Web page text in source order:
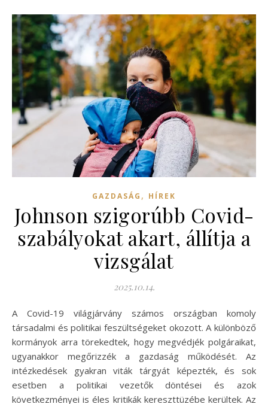
GAZDASÁG , HÍREK
Johnson szigorúbb Covid-
szabályokat akart, állítja a
vizsgálat
2025.10.14.
A Covid-19 világjárvány számos országban komoly
társadalmi és politikai feszültségeket okozott. A különböző
kormányok arra törekedtek, hogy megvédjék polgáraikat,
ugyanakkor megőrizzék a gazdaság működését. Az
intézkedések gyakran viták tárgyát képezték, és sok
esetben a politikai vezetők döntései és azok
következményei is éles kritikák kereszttüzébe kerültek. Az